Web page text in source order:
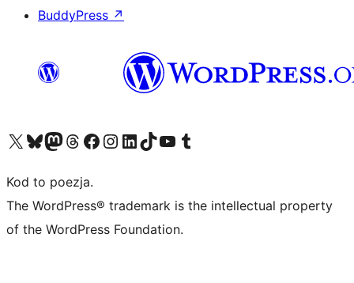
BuddyPress ↗
Odwiedź nasze konto X (dawniej Twitter)
Odwiedź nasze konto Bluesky
Odwiedź nasze konto na Mastodoncie
Odwiedź naszego Threadsa
Odwiedź naszego Facebooka
Odwiedź nasze konto na Instagramie
Odwiedź nasze konto na LinkedIn
Odwiedź naszego TikToka
Odwiedź nasz kanał YouTube
Odwiedź naszego Tumblra
Kod to poezja.
The WordPress® trademark is the intellectual property
of the WordPress Foundation.